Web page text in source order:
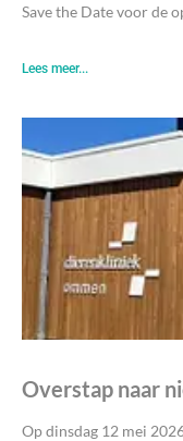
Save the Date voor de
Lees meer...
Overstap naar
Op dinsdag 12 mei